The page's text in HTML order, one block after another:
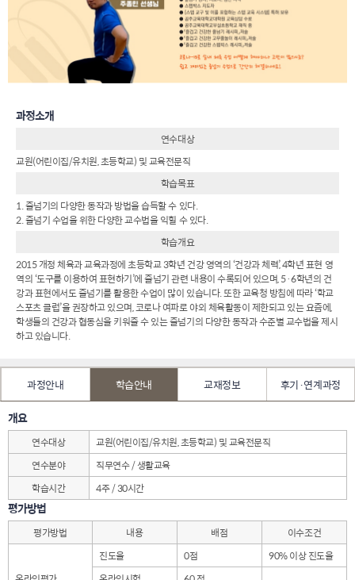
과정소개
연수대상
교원(어린이집/유치원, 초등학교) 및 교육전문직
학습목표
1. 줄넘기의 다양한 동작과 방법을 습득할 수 있다.
2. 줄넘기 수업을 위한 다양한 교수법을 익힐 수 있다.
학습개요
2015 개정 체육과 교육과정에 초등학교 3학년 건강 영역의 ‘건강과 체력’, 4학년 표현 영
역의 ‘도구를 이용하여 표현하기’에 줄넘기 관련 내용이 수록되어 있으며, 5·6학년의 건
강과 표현에서도 줄넘기를 활용한 수업이 많이 있습니다. 또한 교육청 방침에 따라 ‘학교
스포츠 클럽’을 권장하고 있으며, 코로나 여파로 야외 체육활동이 제한되고 있는 요즘에,
학생들의 건강과 협동심을 키워줄 수 있는 줄넘기의 다양한 동작과 수준별 교수법을 제시
하고 있습니다.
과정안내 학습안내 교재정보 후기·연계과정
개요
연수대상
교원(어린이집/유치원, 초등학교) 및 교육전문직
연수분야
직무연수 / 생활교육
학습시간
4주 / 30시간
평가방법
평가방법 내용 배점 이수조건
진도율 0점
90% 이상 진도율